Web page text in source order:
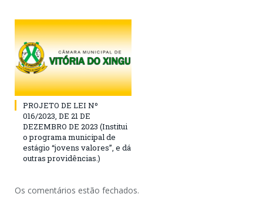
PROJETO DE LEI Nº
016/2023, DE 21 DE
DEZEMBRO DE 2023 (Institui
o programa municipal de
estágio “jovens valores”, e dá
outras providências.)
Os comentários estão fechados.